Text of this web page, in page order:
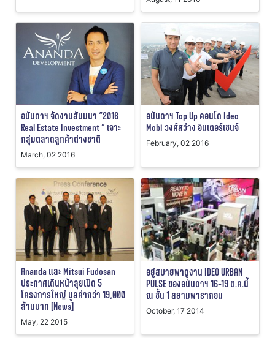
อนันดาฯ จัดงานสัมมนา “2016
Real Estate Investment ” เจาะ
กลุ่มตลาดลูกค้าต่างชาติ
March, 02 2016
อนันดาฯ Top Up คอนโด Ideo
Mobi วงศ์สว่าง อินเตอร์เชนจ์
February, 02 2016
Ananda และ Mitsui Fudosan
ประกาศเดินหน้าลุยเปิด 5
โครงการใหญ่ มูลค่ากว่า 19,000
ล้านบาท [News]
May, 22 2015
อยู่สบายพาดูงาน IDEO URBAN
PULSE ของอนันดาฯ 16-19 ต.ค.นี้
ณ ชั้น 1 สยามพารากอน
October, 17 2014